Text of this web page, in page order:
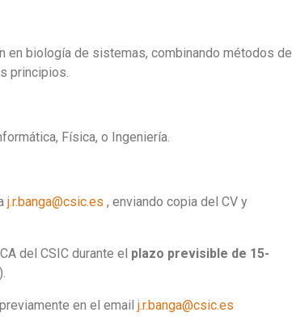
biología de sistemas, combinando métodos de
principios.
Física, o Ingeniería.
j.r.banga@csic.es , enviando copia del CV y
del CSIC durante el plazo previsible de 15-
en el email j.r.banga@csic.es